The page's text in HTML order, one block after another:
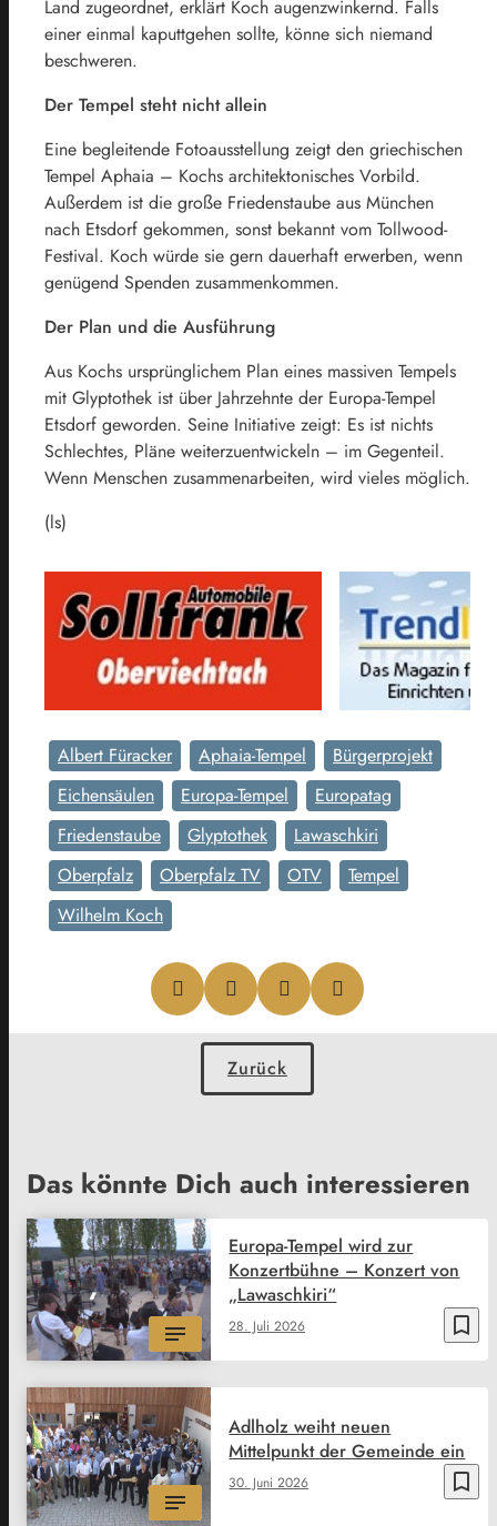
Land zugeordnet, erklärt Koch augenzwinkernd. Falls
einer einmal kaputtgehen sollte, könne sich niemand
beschweren.
Der Tempel steht nicht allein
Eine begleitende Fotoausstellung zeigt den griechischen
Tempel Aphaia – Kochs architektonisches Vorbild.
Außerdem ist die große Friedenstaube aus München
nach Etsdorf gekommen, sonst bekannt vom Tollwood-
Festival. Koch würde sie gern dauerhaft erwerben, wenn
genügend Spenden zusammenkommen.
Der Plan und die Ausführung
Aus Kochs ursprünglichem Plan eines massiven Tempels
mit Glyptothek ist über Jahrzehnte der Europa-Tempel
Etsdorf geworden. Seine Initiative zeigt: Es ist nichts
Schlechtes, Pläne weiterzuentwickeln – im Gegenteil.
Wenn Menschen zusammenarbeiten, wird vieles möglich.
(ls)
Albert Füracker Aphaia-Tempel
Bürgerprojekt
Eichensäulen
Europa-Tempel
Europatag
Friedenstaube
Glyptothek
Lawaschkiri
Oberpfalz
Oberpfalz TV OTV
Tempel
Wilhelm Koch
Zurück
Das könnte Dich auch interessieren
bookmark_border
28. Juli 2026
Europa-Tempel wird zur
Konzertbühne – Konzert von
„Lawaschkiri“
bookmark_border
30. Juni 2026
Adlholz weiht neuen
Mittelpunkt der Gemeinde ein